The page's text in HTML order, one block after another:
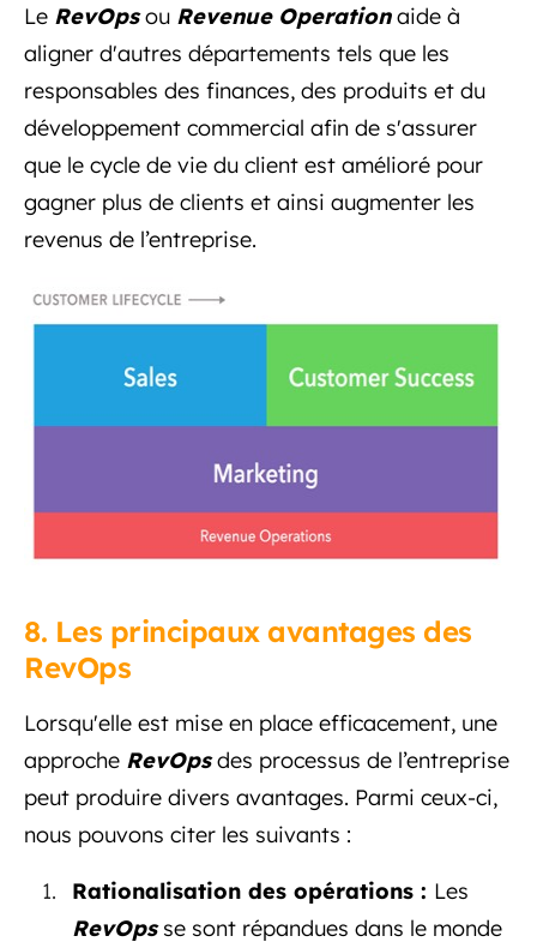
Le RevOpsou Revenue Operationaide à
aligner d'autres départements tels que les
responsables des finances, des produits et du
développement commercial afin de s'assurer
que le cycle de vie du client est amélioré pour
gagner plus de clients et ainsi augmenter les
revenus de l’entreprise.
8. Les principaux avantages des
RevOps
Lorsqu'elle est mise en place efficacement, une
approche RevOpsdes processus de l’entreprise
peut produire divers avantages. Parmi ceux-ci,
nous pouvons citer les suivants :
Rationalisation des opérations : Les
RevOpsse sont répandues dans le monde